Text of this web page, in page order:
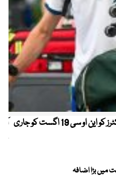
کیریبین پریمیئر لیگ ، قومی کرکٹرز کو این او سی 19 اگست کو جاری